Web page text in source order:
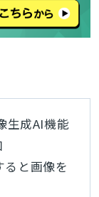
生成AI機能
と画像を